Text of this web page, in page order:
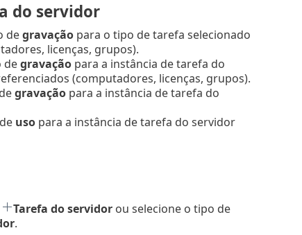
do servidor
degravaçãopara o tipo de tarefa selecionado
licenças, grupos).
degravaçãopara a instância de tarefa do
(computadores, licenças, grupos).
gravaçãopara a instância de tarefa do
usopara a instância de tarefa do servidor
Tarefa do servidorou selecione o tipo de
.